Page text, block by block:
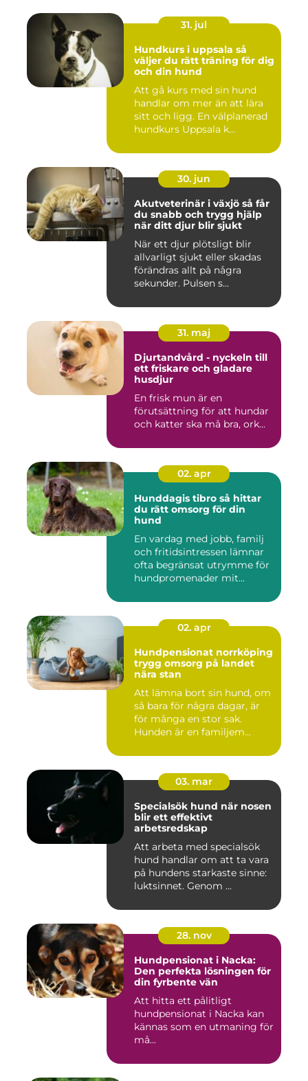
31. jul
Hundkurs i uppsala så
väljer du rätt träning för dig
och din hund
Att gå kurs med sin hund
handlar om mer än att lära
sitt och ligg. En välplanerad
hundkurs Uppsala k...
30. jun
Akutveterinär i växjö så får
du snabb och trygg hjälp
när ditt djur blir sjukt
När ett djur plötsligt blir
allvarligt sjukt eller skadas
förändras allt på några
sekunder. Pulsen s...
31. maj
Djurtandvård - nyckeln till
ett friskare och gladare
husdjur
En frisk mun är en
förutsättning för att hundar
och katter ska må bra, ork...
02. apr
Hunddagis tibro så hittar
du rätt omsorg för din
hund
En vardag med jobb, familj
och fritidsintressen lämnar
ofta begränsat utrymme för
hundpromenader mit...
02. apr
Hundpensionat norrköping
trygg omsorg på landet
nära stan
Att lämna bort sin hund, om
så bara för några dagar, är
för många en stor sak.
Hunden är en familjem...
03. mar
Specialsök hund när nosen
blir ett effektivt
arbetsredskap
Att arbeta med specialsök
hund handlar om att ta vara
på hundens starkaste sinne:
luktsinnet. Genom ...
28. nov
Hundpensionat i Nacka:
Den perfekta lösningen för
din fyrbente vän
Att hitta ett pålitligt
hundpensionat i Nacka kan
kännas som en utmaning för
må...